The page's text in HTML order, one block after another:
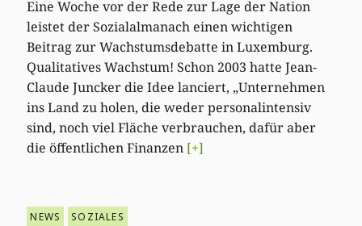
Eine Woche vor der Rede zur Lage der Nation
leistet der Sozialalmanach einen wichtigen
Beitrag zur Wachstumsdebatte in Luxemburg.
Qualitatives Wachstum! Schon 2003 hatte Jean-
Claude Juncker die Idee lanciert, „Unternehmen
ins Land zu holen, die weder personalintensiv
sind, noch viel Fläche verbrauchen, dafür aber
die öffentlichen Finanzen [+]
NEWS SOZIALES